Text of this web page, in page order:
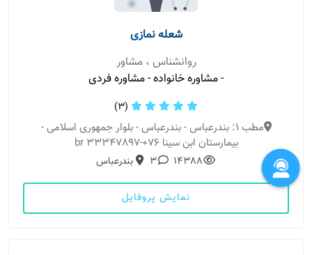
شعله نمازی
روانشناس ، مشاور
- مشاوره خانواده - مشاوره فردی
(3)
مطب 1: بندرعباس - بندرعباس - بلوار جمهوری اسلامی -
بیمارستان ابن سینا 076-33347897 br
14388
3 بندرعباس
نمایش پروفایل